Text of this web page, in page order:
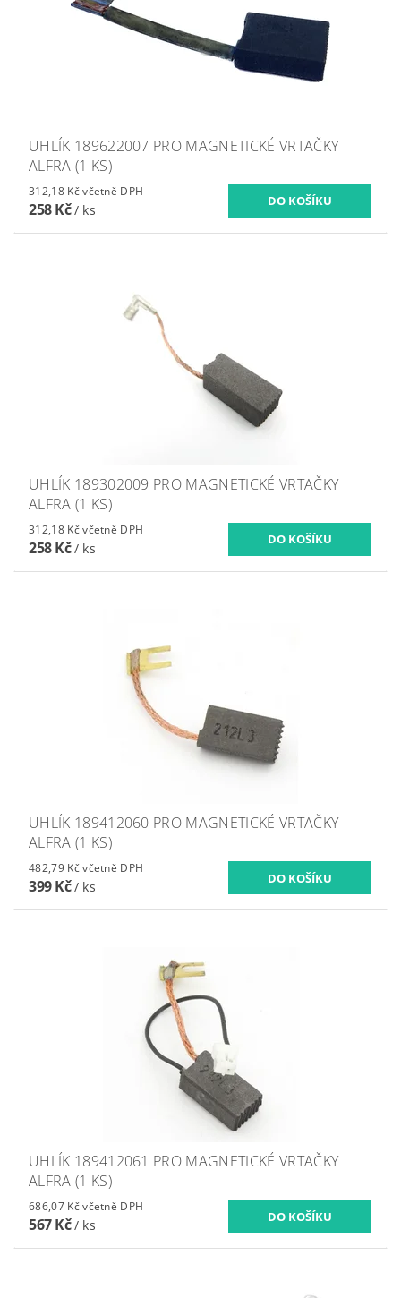
UHLÍK 189622007 PRO MAGNETICKÉ VRTAČKY
ALFRA (1 KS)
312,18 Kč včetně DPH
258 Kč/ ks
UHLÍK 189302009 PRO MAGNETICKÉ VRTAČKY
ALFRA (1 KS)
312,18 Kč včetně DPH
258 Kč/ ks
UHLÍK 189412060 PRO MAGNETICKÉ VRTAČKY
ALFRA (1 KS)
482,79 Kč včetně DPH
399 Kč/ ks
UHLÍK 189412061 PRO MAGNETICKÉ VRTAČKY
ALFRA (1 KS)
686,07 Kč včetně DPH
567 Kč/ ks